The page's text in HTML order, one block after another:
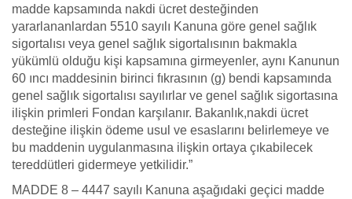
madde kapsamında nakdi ücret desteğinden
yararlananlardan 5510 sayılı Kanuna göre genel sağlık
sigortalısı veya genel sağlık sigortalısının bakmakla
yükümlü olduğu kişi kapsamına girmeyenler, aynı Kanunun
60 ıncı maddesinin birinci fıkrasının (g) bendi kapsamında
genel sağlık sigortalısı sayılırlar ve genel sağlık sigortasına
ilişkin primleri Fondan karşılanır. Bakanlık,nakdi ücret
desteğine ilişkin ödeme usul ve esaslarını belirlemeye ve
bu maddenin uygulanmasına ilişkin ortaya çıkabilecek
tereddütleri gidermeye yetkilidir.”
MADDE 8 – 4447 sayılı Kanuna aşağıdaki geçici madde